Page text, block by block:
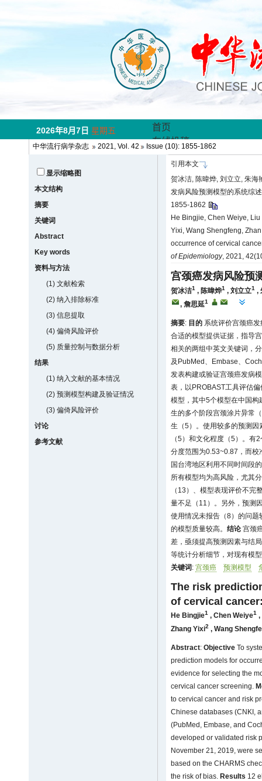
中华流行病学杂志 2021, Vol. 42 Issue (10): 1855-1862
显示缩略图
本文结构
摘要
关键词
Abstract
Key words
资料与方法
(1) 文献检索
(2) 纳入排除标准
(3) 信息提取
(4) 偏倚风险评价
(5) 质量控制与数据分析
结果
(1) 纳入文献的基本情况
(2) 预测模型构建及验证情况
(3) 偏倚风险评价
讨论
参考文献
引用本文
贺冰洁, 陈暐烨, 刘立立, 朱海
发病风险预测模型的系统综
1855-1862
He Bingjie, Chen Weiye,
Yixi, Wang Shengfeng,
occurrence of cervical
of Epidemiology, 2021,
宫颈癌发病风险预
贺冰洁1 , 陈暐烨1 , 刘立立1 ,
, 詹思延1
摘要: 目的 系统评价宫颈癌
合适的模型提供证据，指导
相关的两组中英文关键词，
及PubMed、Embase、
发表构建或验证宫颈癌发病
表，以PROBAST工具评估
模型，其中5个模型在中国
生的多个阶段宫颈涂片异常
生（5）。使用较多的预测
（5）和文化程度（5）。有
分度范围为0.53~0.87，而
国台湾地区利用不同时间段
所有模型均为高风险，尤其
（13）、模型表现评价不完
量不足（11）。另外，预测
使用情况未报告（8）的问
的模型质量较高。 结论 宫颈
差，亟须提高预测因素与结
等统计分析细节，对现有模
关键词: 宫颈癌 预测模型
The risk
of cervical
He Bingjie1 , Chen Weiye1 ,
Zhang Yixi2 , Wang
Abstract: Objective To
prediction models for
evidence for selecting the
cervical cancer screening.
to cervical cancer and risk
Chinese databases (CNKI,
(PubMed, Embase, and
developed or validated risk
November 21, 2019, were
based on the CHARMS
the risk of bias. Results 12